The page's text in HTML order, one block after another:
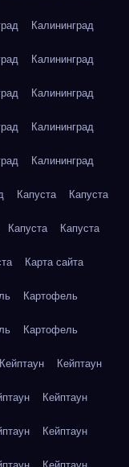
Калининград
Калининград
Калининград
Калининград
Калининград
Капуста Капуста
Капуста Капуста
Карта сайта
Картофель
Картофель
Кейптаун Кейптаун
Кейптаун
Кейптаун